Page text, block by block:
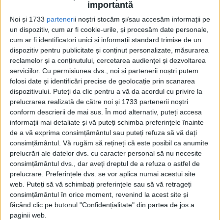
importantă
Noi și 1733 partenerii noștri stocăm și/sau accesăm informații pe
un dispozitiv, cum ar fi cookie-urile, și procesăm date personale,
cum ar fi identificatori unici și informații standard trimise de un
dispozitiv pentru publicitate și conținut personalizate, măsurarea
reclamelor și a conținutului, cercetarea audienței și dezvoltarea
serviciilor. Cu permisiunea dvs., noi și partenerii noștri putem
folosi date și identificări precise de geolocație prin scanarea
dispozitivului. Puteți da clic pentru a vă da acordul cu privire la
prelucrarea realizată de către noi și 1733 partenerii noștri
conform descrierii de mai sus. În mod alternativ, puteți accesa
informații mai detaliate și vă puteți schimba preferințele înainte
de a vă exprima consimțământul sau puteți refuza să vă dați
consimțământul. Vă rugăm să rețineți că este posibil ca anumite
prelucrări ale datelor dvs. cu caracter personal să nu necesite
consimțământul dvs., dar aveți dreptul de a refuza o astfel de
prelucrare. Preferințele dvs. se vor aplica numai acestui site
web. Puteți să vă schimbați preferințele sau să vă retrageți
consimțământul în orice moment, revenind la acest site și
făcând clic pe butonul "Confidențialitate" din partea de jos a
paginii web.
în anul 949 în Galateea, din...
Cea mai mare revistă de istorie din Europa!.
Media KIT
PORTOFOLIU
Capital
Evenimentul Zilei
Doctorul Zilei